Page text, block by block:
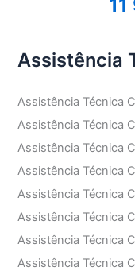
Assistência
Assistência Técnica
Assistência Técnica
Assistência Técnica
Assistência Técnica
Assistência Técnica
Assistência Técnica
Assistência Técnica
Assistência Técnica